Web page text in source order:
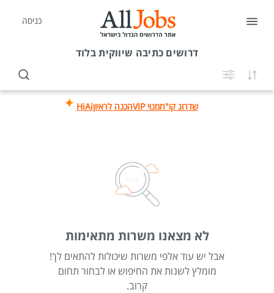
כניסה
דרושים כתיבה שיווקית בלוד
שדרוג קו"חמנוי VIP הכנה לראיוןHiAi
לא מצאנו משרות מתאימות
אבל יש עוד אלפי משרות שיכולות להתאים לך!
מומלץ לשנות את החיפוש או לבחור תחום
קרוב.